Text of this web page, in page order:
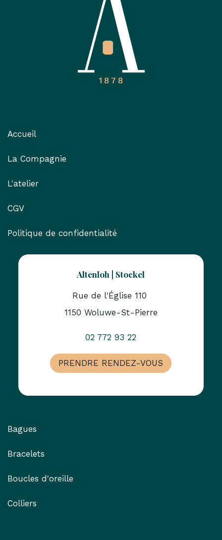
Accueil
La Compagnie
L'atelier
CGV
Politique de confidentialité
Altenloh | Stockel
Rue de l'Église 110
1150 Woluwe-St-Pierre
02 772 93 22
PRENDRE RENDEZ-VOUS
Bagues
Bracelets
Boucles d'oreille
Colliers